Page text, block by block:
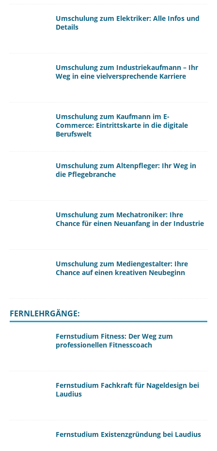
Umschulung zum Elektriker: Alle Infos und
Details
Umschulung zum Industriekaufmann – Ihr
Weg in eine vielversprechende Karriere
Umschulung zum Kaufmann im E-
Commerce: Eintrittskarte in die digitale
Berufswelt
Umschulung zum Altenpfleger: Ihr Weg in
die Pflegebranche
Umschulung zum Mechatroniker: Ihre
Chance für einen Neuanfang in der Industrie
Umschulung zum Mediengestalter: Ihre
Chance auf einen kreativen Neubeginn
FERNLEHRGÄNGE:
Fernstudium Fitness: Der Weg zum
professionellen Fitnesscoach
Fernstudium Fachkraft für Nageldesign bei
Laudius
Fernstudium Existenzgründung bei Laudius